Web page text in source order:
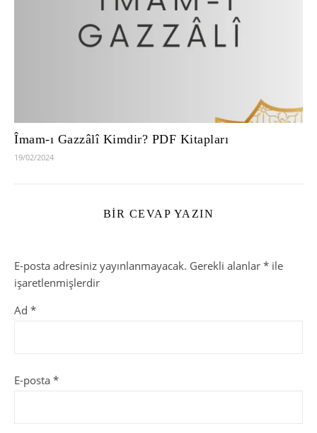
Îmam-ı Gazzâlî Kimdir? PDF Kitapları
19/02/2024
BIR CEVAP YAZIN
E-posta adresiniz yayınlanmayacak. Gerekli alanlar * ile
işaretlenmişlerdir
Ad *
E-posta *